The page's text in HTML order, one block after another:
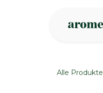
Alle Produkte